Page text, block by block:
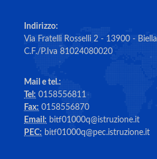
Indirizzo:
Via Fratelli Rosselli 2 - 13900 - Biella
C.F./P.Iva 81024080020
Mail e tel.:
Tel: 0158556811
Fax: 0158556870
Email: bitf01000q@istruzione.it
PEC: bitf01000q@pec.istruzione.it